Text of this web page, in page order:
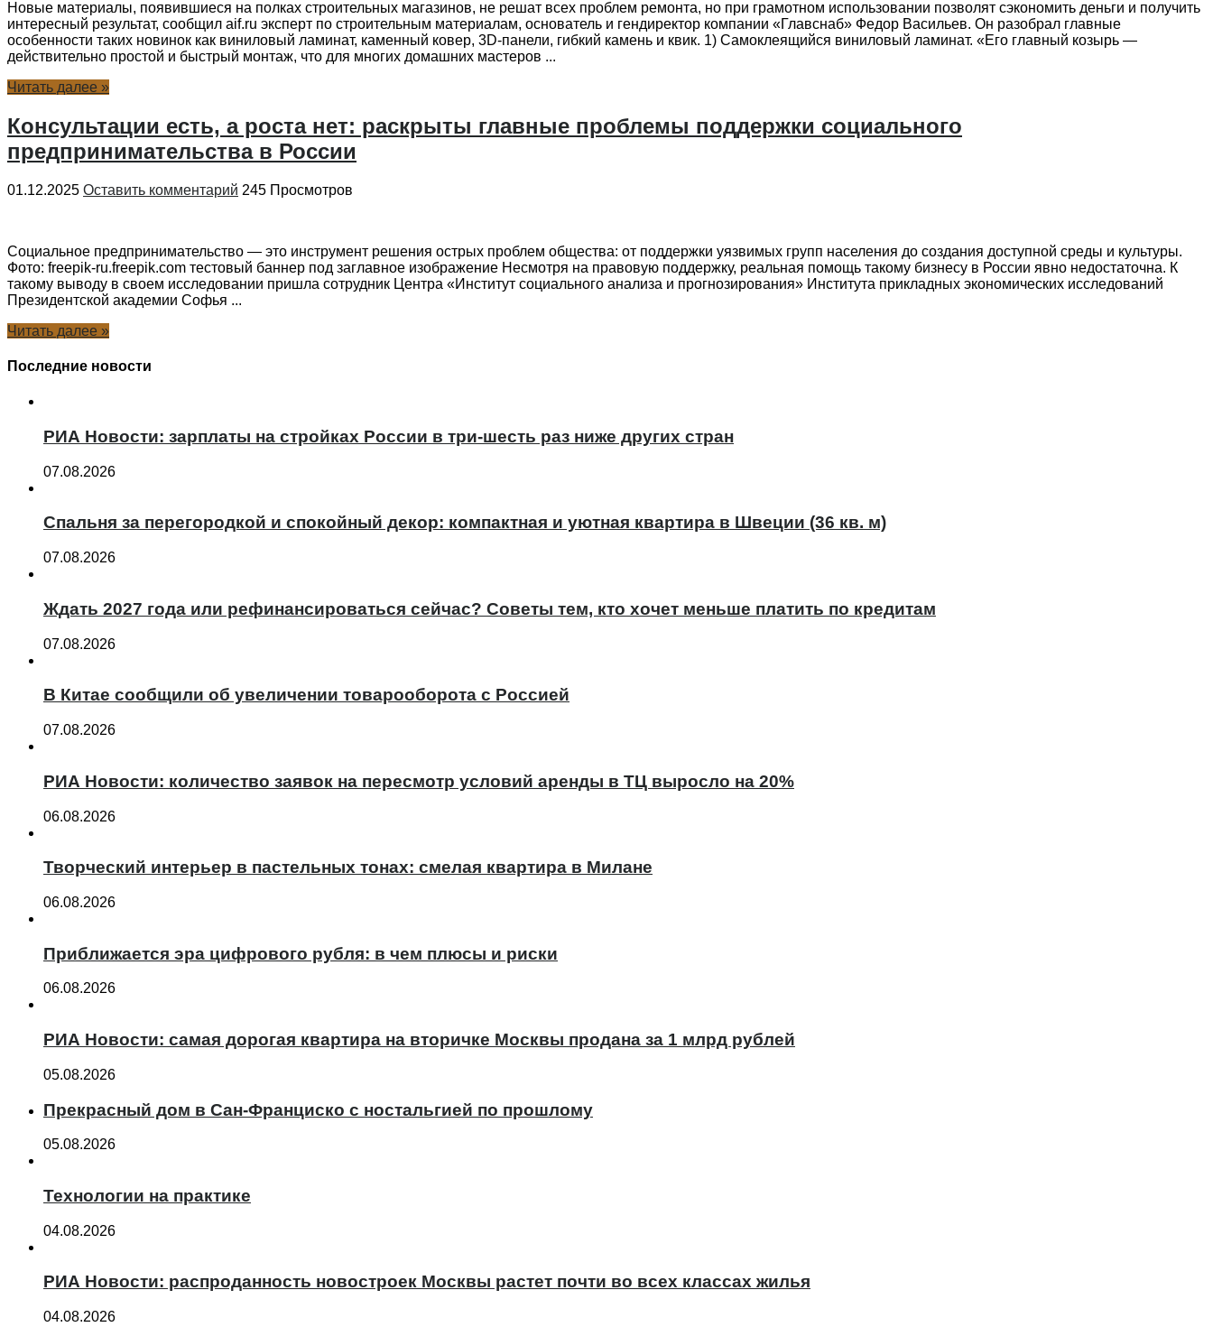
Новые материалы, появившиеся на полках строительных магазинов, не решат всех проблем ремонта, но при грамотном использовании позволят сэкономить деньги и получить
интересный результат, сообщил aif.ru эксперт по строительным материалам, основатель и гендиректор компании «Главснаб» Федор Васильев. Он разобрал главные
особенности таких новинок как виниловый ламинат, каменный ковер, 3D-панели, гибкий камень и квик. 1) Самоклеящийся виниловый ламинат. «Его главный козырь —
действительно простой и быстрый монтаж, что для многих домашних мастеров ...
Читать далее »
Консультации есть, а роста нет: раскрыты главные проблемы поддержки социального
предпринимательства в России
01.12.2025 Оставить комментарий 245 Просмотров
Социальное предпринимательство — это инструмент решения острых проблем общества: от поддержки уязвимых групп населения до создания доступной среды и культуры.
Фото: freepik-ru.freepik.com тестовый баннер под заглавное изображение Несмотря на правовую поддержку, реальная помощь такому бизнесу в России явно недостаточна. К
такому выводу в своем исследовании пришла сотрудник Центра «Институт социального анализа и прогнозирования» Института прикладных экономических исследований
Президентской академии Софья ...
Читать далее »
Последние новости
РИА Новости: зарплаты на стройках России в три-шесть раз ниже других стран
07.08.2026
Спальня за перегородкой и спокойный декор: компактная и уютная квартира в Швеции (36 кв. м)
07.08.2026
Ждать 2027 года или рефинансироваться сейчас? Советы тем, кто хочет меньше платить по кредитам
07.08.2026
В Китае сообщили об увеличении товарооборота с Россией
07.08.2026
РИА Новости: количество заявок на пересмотр условий аренды в ТЦ выросло на 20%
06.08.2026
Творческий интерьер в пастельных тонах: смелая квартира в Милане
06.08.2026
Приближается эра цифрового рубля: в чем плюсы и риски
06.08.2026
РИА Новости: самая дорогая квартира на вторичке Москвы продана за 1 млрд рублей
05.08.2026
Прекрасный дом в Сан-Франциско с ностальгией по прошлому
05.08.2026
Технологии на практике
04.08.2026
РИА Новости: распроданность новостроек Москвы растет почти во всех классах жилья
04.08.2026